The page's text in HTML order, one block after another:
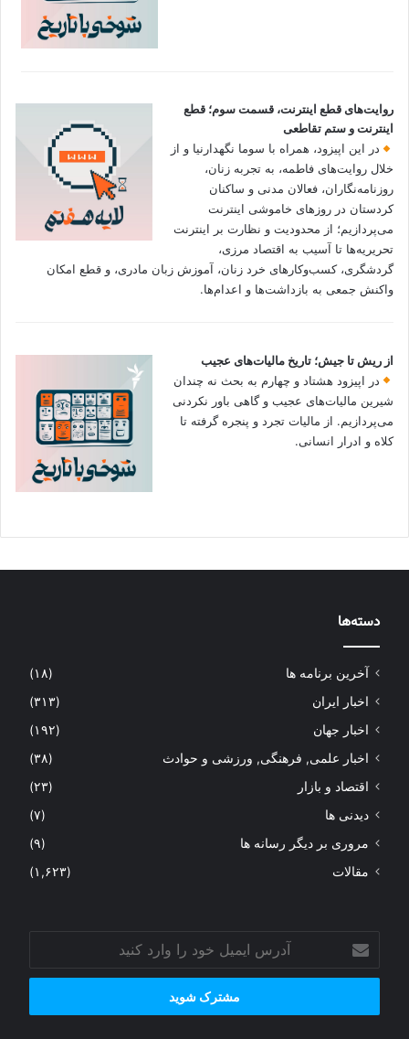
روایت‌های قطع اینترنت، قسمت سوم؛ قطع
اینترنت و ستم تقاطعی
در این اپیزود، همراه با سوما نگهدارنیا و از
خلال روایت‌های فاطمه، به تجربه زنان،
روزنامه‌نگاران، فعالان مدنی و ساکنان
کردستان در روزهای خاموشی اینترنت
می‌پردازیم؛ از محدودیت و نظارت بر اینترنت
تحریریه‌ها تا آسیب به اقتصاد مرزی،
گردشگری، کسب‌وکارهای خرد زنان، آموزش زبان مادری، و قطع امکان
واکنش جمعی به بازداشت‌ها و اعدام‌ها.
از ریش تا جیش؛ تاریخ مالیات‌های عجیب
در اپیزود هشتاد و چهارم به بحث نه چندان
شیرین مالیات‌های عجیب و گاهی باور نکردنی‌
می‌پردازیم. از مالیات تجرد و پنجره گرفته تا
کلاه و ادرار انسانی.
دسته‌ها
آخرین برنامه ها
(۱۸)
اخبار ایران
(۳۱۳)
اخبار جهان
(۱۹۲)
اخبار علمی, فرهنگی, ورزشی و حوادث
(۳۸)
اقتصاد و بازار
(۲۳)
دیدنی ها
(۷)
مروری بر دیگر رسانه ها
(۹)
مقالات
(۱,۶۲۳)
ایمیل
خود
وارد